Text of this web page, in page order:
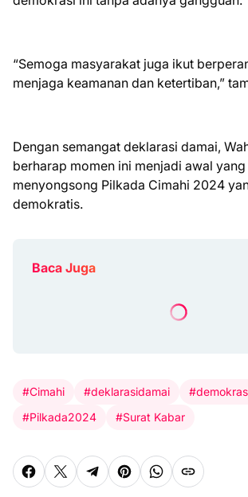
“Semoga masyarakat juga ikut
menjaga keamanan dan ketertiban,”
Dengan semangat deklarasi damai,
berharap momen ini menjadi awal
menyongsong Pilkada Cimahi 2024
demokratis.
Baca Juga
#Cimahi #deklarasidamai
#Pilkada2024
#Surat Kabar